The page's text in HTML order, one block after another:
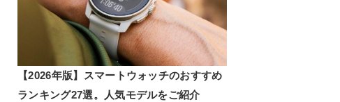
【2026年版】スマートウォッチのおすすめ
ランキング27選。人気モデルをご紹介